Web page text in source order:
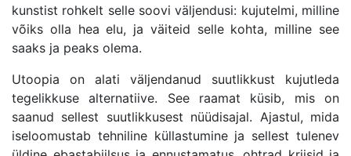
kunstist rohkelt selle soovi väljendusi: kujutelmi, milline
võiks olla hea elu, ja väiteid selle kohta, milline see
saaks ja peaks olema.
Utoopia on alati väljendanud suutlikkust kujutleda
tegelikkuse alternatiive. See raamat küsib, mis on
saanud sellest suutlikkusest nüüdisajal. Ajastul, mida
iseloomustab tehniline küllastumine ja sellest tulenev